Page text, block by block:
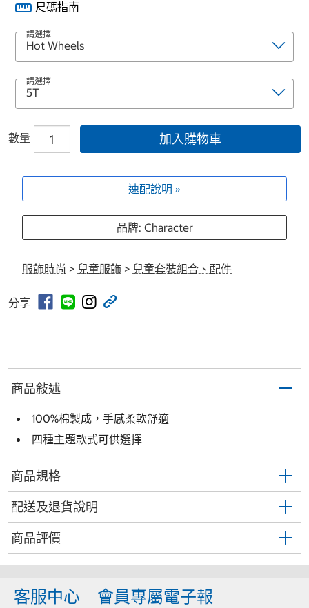
尺碼指南
請選擇
請選擇
數量 加入購物車
速配說明 »
品牌: Character
服飾時尚 > 兒童服飾 > 兒童套裝組合、配件
分享
商品敍述
100%棉製成，手感柔軟舒適
四種主題款式可供選擇
商品規格
配送及退貨說明
商品評價
客服中心 會員專屬電子報